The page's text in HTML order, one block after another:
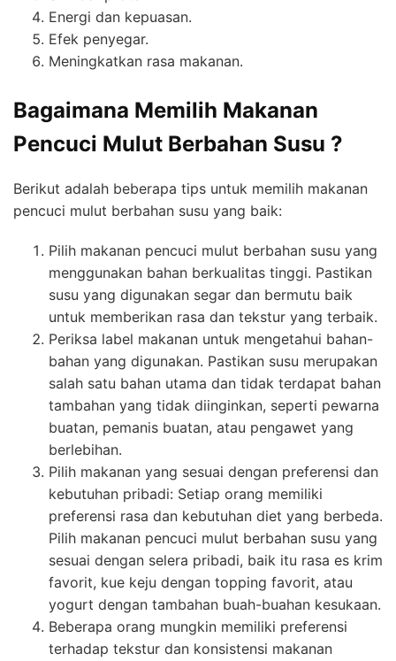
Energi dan kepuasan.
Efek penyegar.
Meningkatkan rasa makanan.
Bagaimana Memilih Makanan
Pencuci Mulut Berbahan Susu ?
Berikut adalah beberapa tips untuk memilih makanan
pencuci mulut berbahan susu yang baik:
Pilih makanan pencuci mulut berbahan susu yang
menggunakan bahan berkualitas tinggi. Pastikan
susu yang digunakan segar dan bermutu baik
untuk memberikan rasa dan tekstur yang terbaik.
Periksa label makanan untuk mengetahui bahan-
bahan yang digunakan. Pastikan susu merupakan
salah satu bahan utama dan tidak terdapat bahan
tambahan yang tidak diinginkan, seperti pewarna
buatan, pemanis buatan, atau pengawet yang
berlebihan.
Pilih makanan yang sesuai dengan preferensi dan
kebutuhan pribadi: Setiap orang memiliki
preferensi rasa dan kebutuhan diet yang berbeda.
Pilih makanan pencuci mulut berbahan susu yang
sesuai dengan selera pribadi, baik itu rasa es krim
favorit, kue keju dengan topping favorit, atau
yogurt dengan tambahan buah-buahan kesukaan.
Beberapa orang mungkin memiliki preferensi
terhadap tekstur dan konsistensi makanan